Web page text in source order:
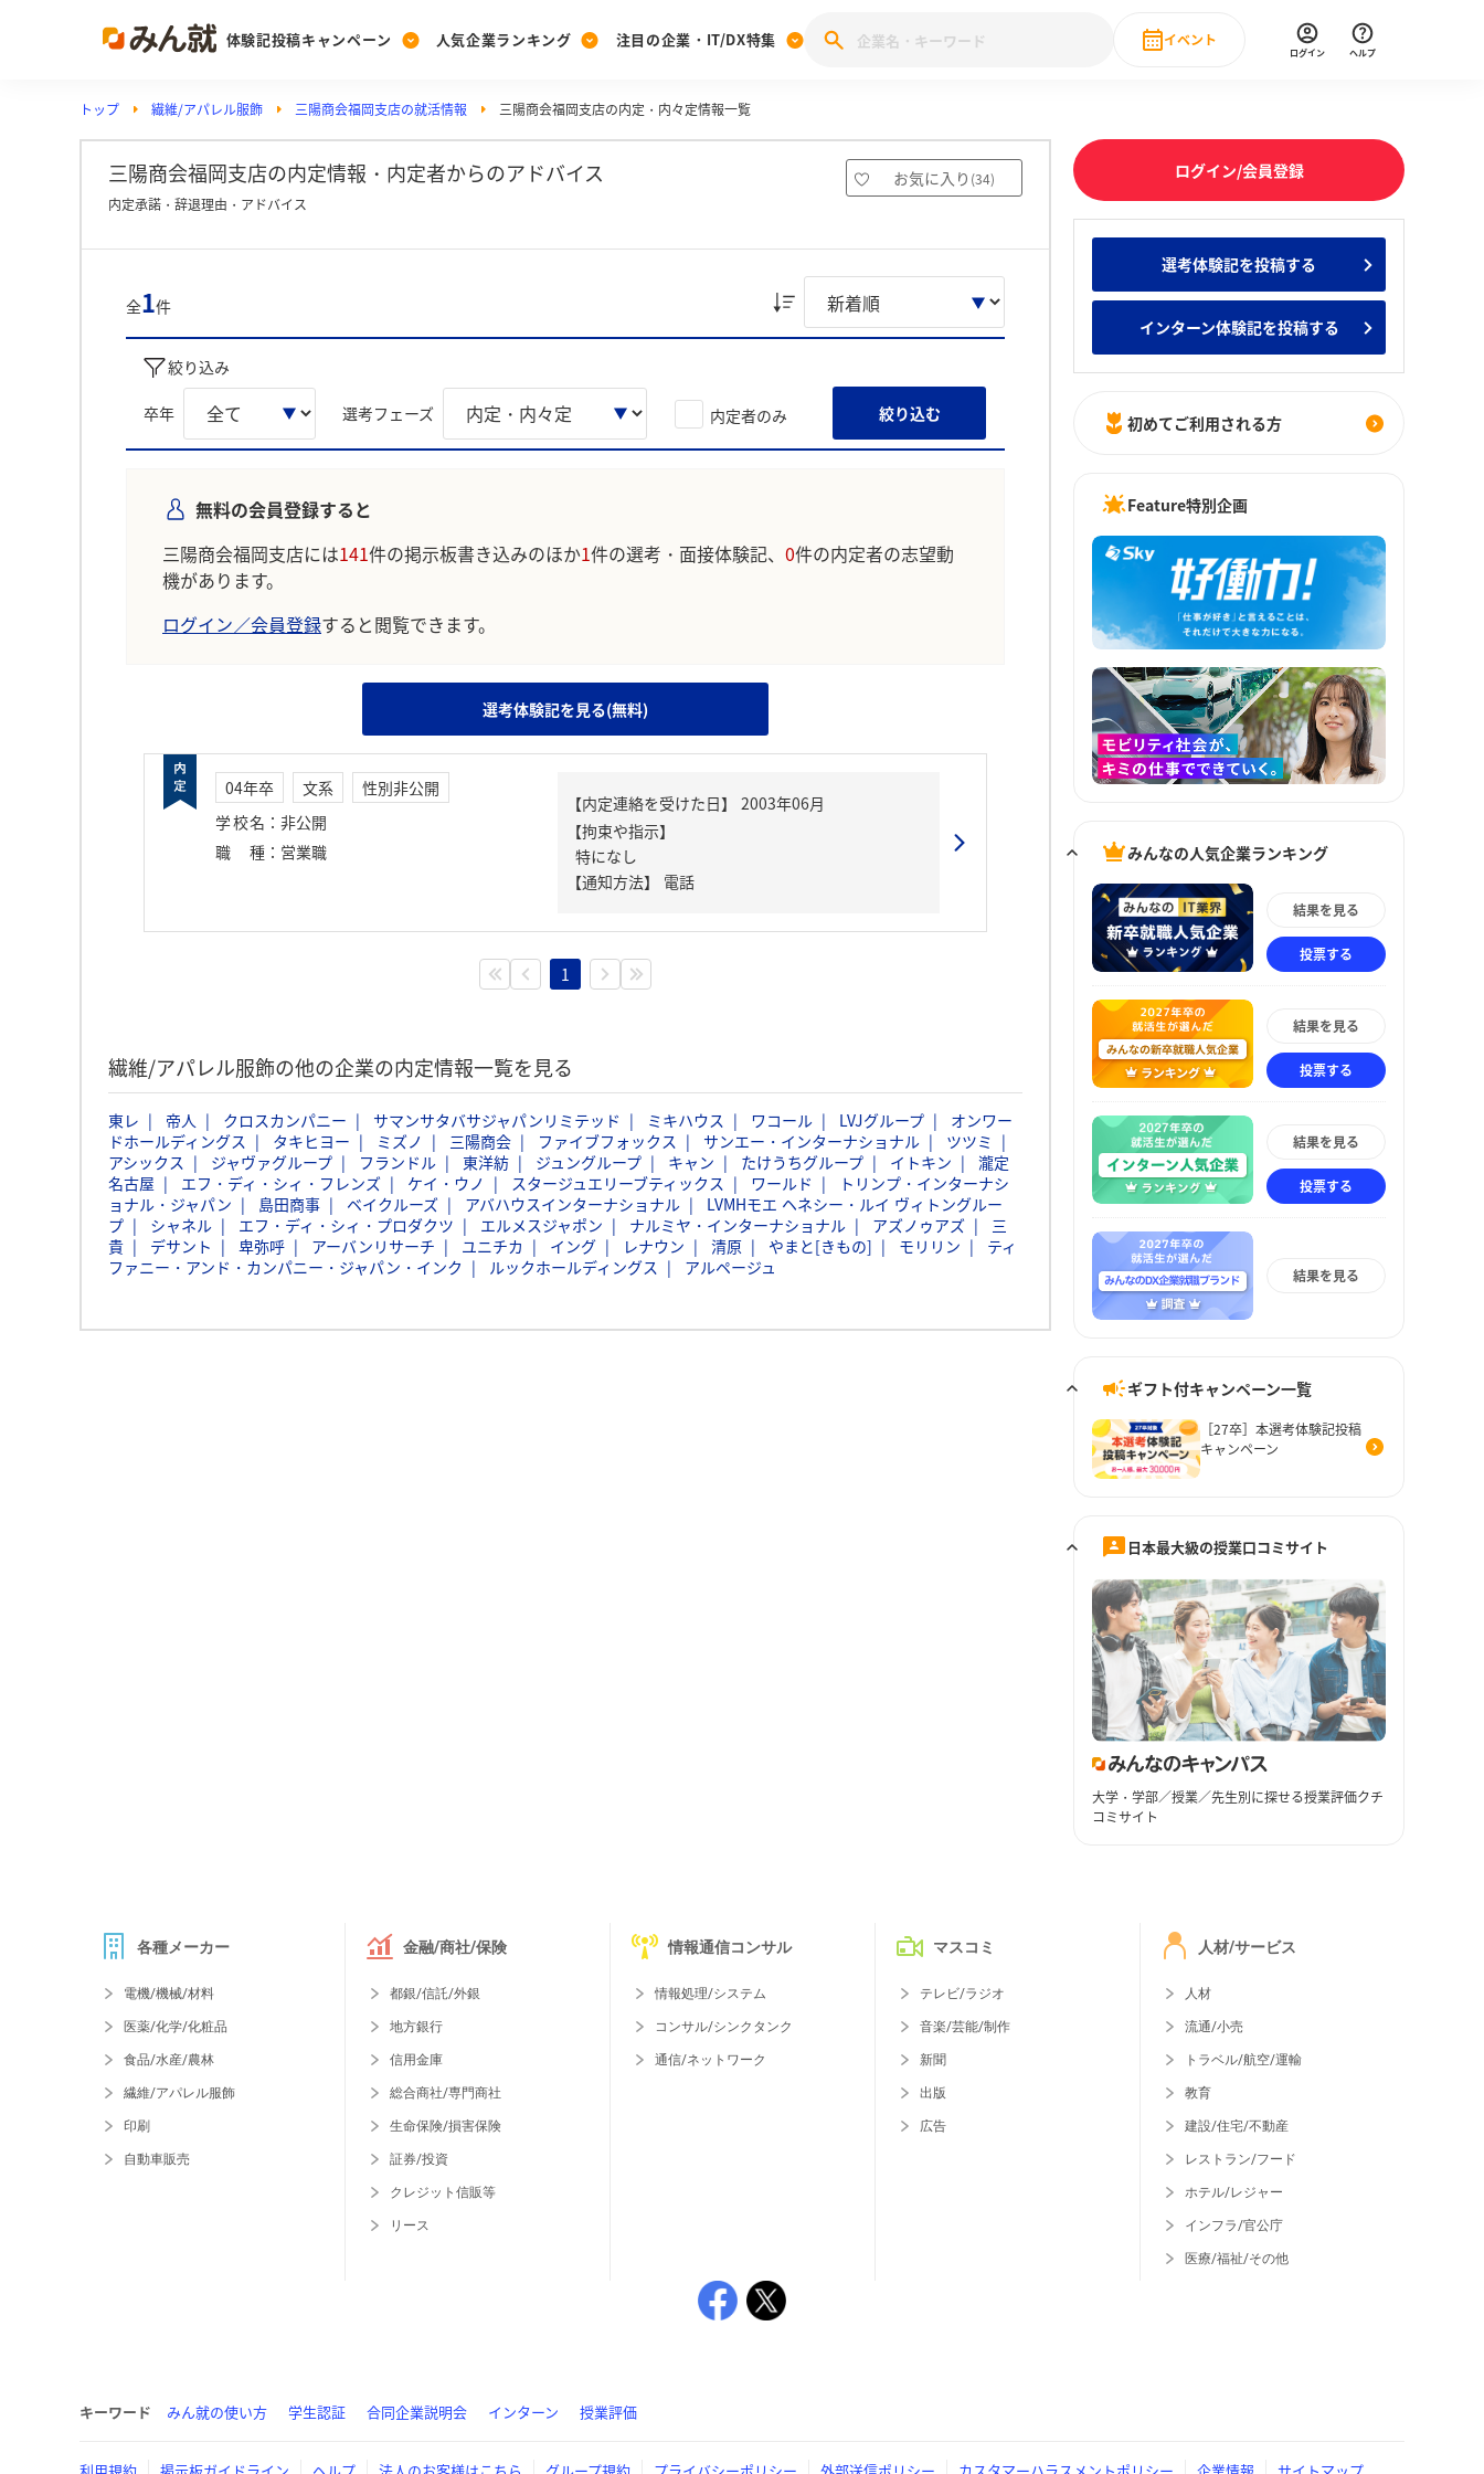
体験記投稿キャンペーン
Post
投稿する
[27卒] 本選考体験記投稿キャンペーン
人気企業ランキング
Ranking
ランキングを見る
みんなのDX企業就職ブランド調査
Vote みんなの新卒就職人気企業ランキング みんなのインターン人気企業ランキ
注目の企業・IT/DX特集
PickUp
注目の企業特集
28卒 IT・DX現場社員インタビュー
イベント
直近のイベント一覧
ログイン ヘルプ
トップ 繊維/アパレル服飾 三陽商会福岡支店の就活情報 三陽商会福岡支店の内定・内々定情報一覧
三陽商会福岡支店の内定情報・内定者からのアドバイス お気に入り (34)
内定承諾・辞退理由・アドバイス
全1件
絞り込み
卒年 選考フェーズ 内定者のみ 絞り込む
無料の会員登録すると
三陽商会福岡支店には141件の掲示板書き込みのほか1件の選考・面接体験記、 0件の内定者の志望動
機があります。
ログイン／会員登録すると閲覧できます。
選考体験記を見る(無料)
04年卒 文系
性別非公開
学校名 ： 非公開
職種 ： 営業職
【内定連絡を受けた日】
2003年06月
【拘束や指示】
特になし
【通知方法】
電話
1
繊維/アパレル服飾の他の企業の内定情報一覧を見る
東レ 帝人 クロスカンパニー サマンサタバサジャパンリミテッド ミキハウス ワコール LVJグループ
オンワー
ドホールディングス
タキヒヨー ミズノ 三陽商会 ファイブフォックス サンエー・インターナショナル
ツツミ
アシックス
ジャヴァグループ フランドル 東洋紡 ジュングループ キャン たけうちグループ イトキン
瀧定
名古屋
エフ・ディ・シィ・フレンズ ケイ・ウノ スタージュエリーブティックス ワールド
トリンプ・インターナシ
ョナル・ジャパン
島田商事 ベイクルーズ アバハウスインターナショナル
LVMHモエ ヘネシー・ルイ ヴィトングルー
プ
シャネル エフ・ディ・シィ・プロダクツ エルメスジャポン ナルミヤ・インターナショナル アズノゥアズ
三
貴
デサント 卑弥呼 アーバンリサーチ ユニチカ イング レナウン 清原 やまと[きもの] モリリン
ティ
ファニー・アンド・カンパニー・ジャパン・インク
ルックホールディングス アルページュ
ログイン/会員登録
選考体験記を投稿する
インターン体験記を投稿する
初めてご利用される方
Feature特別企画
みんなの人気企業ランキング
結果を見る
投票する
結果を見る
投票する
結果を見る
投票する
結果を見る
ギフト付キャンペーン一覧
［27卒］本選考体験記投稿
キャンペーン
日本最大級の授業口コミサイト
大学・学部／授業／先生別に探せる授業評価クチ
コミサイト
各種メーカー
電機/機械/材料
医薬/化学/化粧品
食品/水産/農林
繊維/アパレル服飾
印刷
自動車販売
金融/商社/保険
都銀/信託/外銀
地方銀行
信用金庫
総合商社/専門商社
生命保険/損害保険
証券/投資
クレジット信販等
リース
情報通信コンサル
情報処理/システム
コンサル/シンクタンク
通信/ネットワーク
マスコミ
テレビ/ラジオ
音楽/芸能/制作
新聞
出版
広告
人材/サービス
人材
流通/小売
トラベル/航空/運輸
教育
建設/住宅/不動産
レストラン/フード
ホテル/レジャー
インフラ/官公庁
医療/福祉/その他
キーワード みん就の使い方 学生認証 合同企業説明会 インターン 授業評価